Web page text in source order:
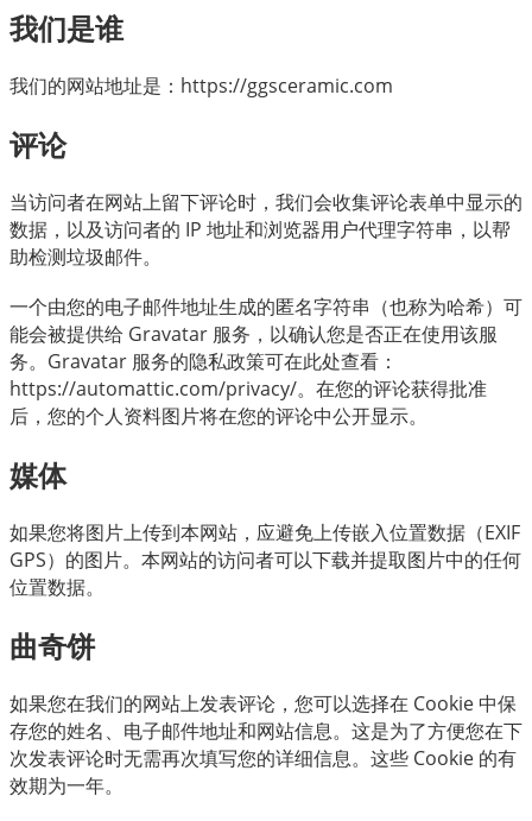
我们是谁
我们的网站地址是：https://ggsceramic.com
评论
当访问者在网站上留下评论时，我们会收集评论表单中显示的
数据，以及访问者的 IP 地址和浏览器用户代理字符串，以帮
助检测垃圾邮件。
一个由您的电子邮件地址生成的匿名字符串（也称为哈希）可
能会被提供给 Gravatar 服务，以确认您是否正在使用该服
务。Gravatar 服务的隐私政策可在此处查看：
https://automattic.com/privacy/。在您的评论获得批准
后，您的个人资料图片将在您的评论中公开显示。
媒体
如果您将图片上传到本网站，应避免上传嵌入位置数据（EXIF
GPS）的图片。本网站的访问者可以下载并提取图片中的任何
位置数据。
曲奇饼
如果您在我们的网站上发表评论，您可以选择在 Cookie 中保
存您的姓名、电子邮件地址和网站信息。这是为了方便您在下
次发表评论时无需再次填写您的详细信息。这些 Cookie 的有
效期为一年。